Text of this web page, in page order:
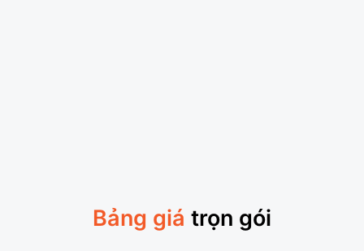
Bảng giá trọn gói